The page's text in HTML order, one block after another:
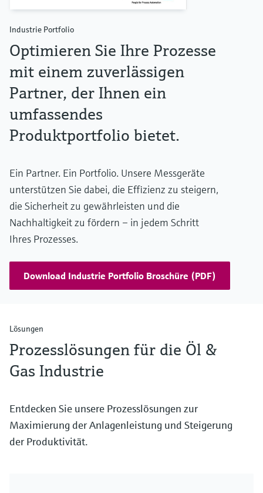
Industrie Portfolio
Optimieren Sie Ihre Prozesse
mit einem zuverlässigen
Partner, der Ihnen ein
umfassendes
Produktportfolio bietet.
Ein Partner. Ein Portfolio. Unsere Messgeräte
unterstützen Sie dabei, die Effizienz zu steigern,
die Sicherheit zu gewährleisten und die
Nachhaltigkeit zu fördern – in jedem Schritt
Ihres Prozesses.
Download Industrie Portfolio Broschüre (PDF)
Lösungen
Prozesslösungen für die Öl &
Gas Industrie
Entdecken Sie unsere Prozesslösungen zur
Maximierung der Anlagenleistung und Steigerung
der Produktivität.